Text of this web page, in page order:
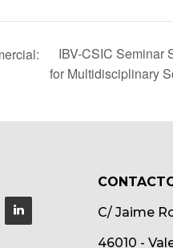
IBV-CSIC Seminar
for Multidisciplinary
C/ Jaime
46010 -